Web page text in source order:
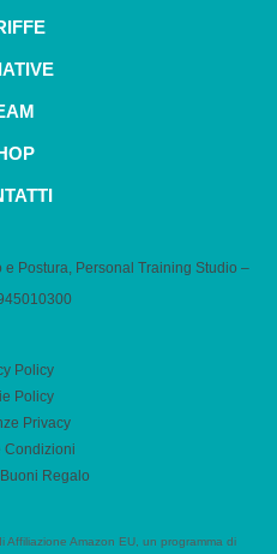
Postura, Personal Training Studio –
Policy
Policy
Privacy
Condizioni
Regalo
Affiliazione Amazon EU, un programma di